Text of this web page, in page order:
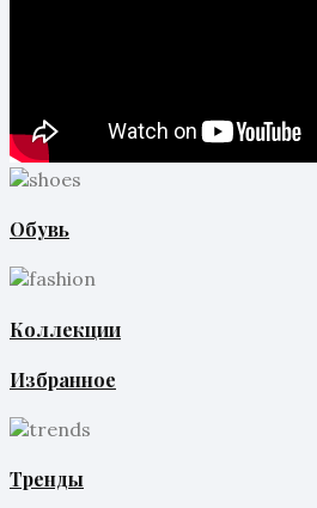
Обувь
Коллекции
Избранное
Тренды